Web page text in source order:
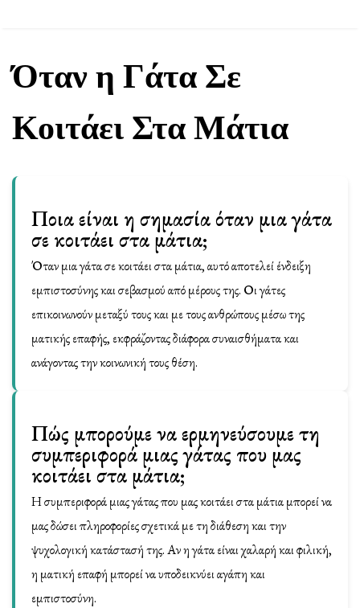
Όταν η Γάτα Σε
Κοιτάει Στα Μάτια
Ποια είναι η σημασία όταν μια γάτα
σε κοιτάει στα μάτια;
Όταν μια γάτα σε κοιτάει στα μάτια, αυτό αποτελεί ένδειξη
εμπιστοσύνης και σεβασμού από μέρους της. Οι γάτες
επικοινωνούν μεταξύ τους και με τους ανθρώπους μέσω της
ματικής επαφής, εκφράζοντας διάφορα συναισθήματα και
ανάγοντας την κοινωνική τους θέση.
Πώς μπορούμε να ερμηνεύσουμε τη
συμπεριφορά μιας γάτας που μας
κοιτάει στα μάτια;
Η συμπεριφορά μιας γάτας που μας κοιτάει στα μάτια μπορεί να
μας δώσει πληροφορίες σχετικά με τη διάθεση και την
ψυχολογική κατάστασή της. Αν η γάτα είναι χαλαρή και φιλική,
η ματική επαφή μπορεί να υποδεικνύει αγάπη και
εμπιστοσύνη.